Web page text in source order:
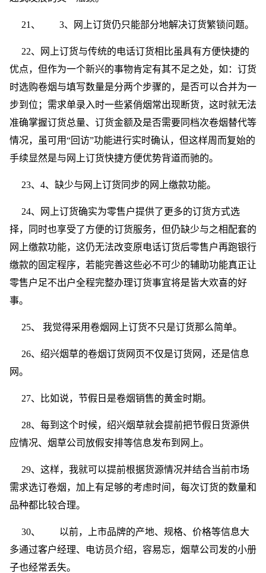
21、 3、网上订货仍只能部分地解决订货繁锁问题。
22、网上订货与传统的电话订货相比虽具有方便快捷的
优点，但作为一个新兴的事物肯定有其不足之处，如：订货
时选购卷烟与填写数量是分两个步骤的，是否可以合并为一
步到位；需求单录入时一些紧俏烟常出现断货，这时就无法
准确掌握订货总量、订货金额及是否需要同档次卷烟替代等
情况，虽可用“回访”功能进行实时确认，但这样周而复始的
手续显然是与网上订货快捷方便优势背道而驰的。
23、4、缺少与网上订货同步的网上缴款功能。
24、网上订货确实为零售户提供了更多的订货方式选
择，同时也享受了方便的订货服务，但仍缺少与之相配套的
网上缴款功能，这仍无法改变原电话订货后零售户再跑银行
缴款的固定程序，若能完善这些必不可少的辅助功能真正让
零售户足不出户全程完整办理订货事宜将是皆大欢喜的好
事。
25、 我觉得采用卷烟网上订货不只是订货那么简单。
26、绍兴烟草的卷烟订货网页不仅是订货网，还是信息
网。
27、比如说，节假日是卷烟销售的黄金时期。
28、每到这个时候，绍兴烟草就会提前把节假日货源供
应情况、烟草公司放假安排等信息发布到网上。
29、这样，我就可以提前根据货源情况并结合当前市场
需求选订卷烟，加上有足够的考虑时间，每次订货的数量和
品种都比较合理。
30、 以前，上市品牌的产地、规格、价格等信息大
多通过客户经理、电访员介绍，容易忘，烟草公司发的小册
子也经常丢失。